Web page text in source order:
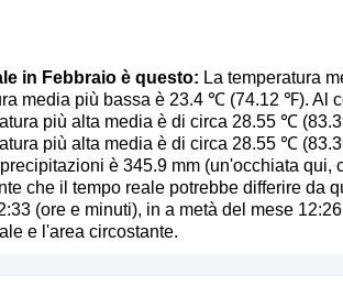
in Febbraio è questo: La temperatura
media più bassa è 23.4 ℃ (74.12 ℉). Al
più alta media è di circa 28.55 ℃
più alta media è di circa 28.55 ℃
è 345.9 mm (un'occhiata qui,
che il tempo reale potrebbe differire da
(ore e minuti), in a metà del mese
e l'area circostante.